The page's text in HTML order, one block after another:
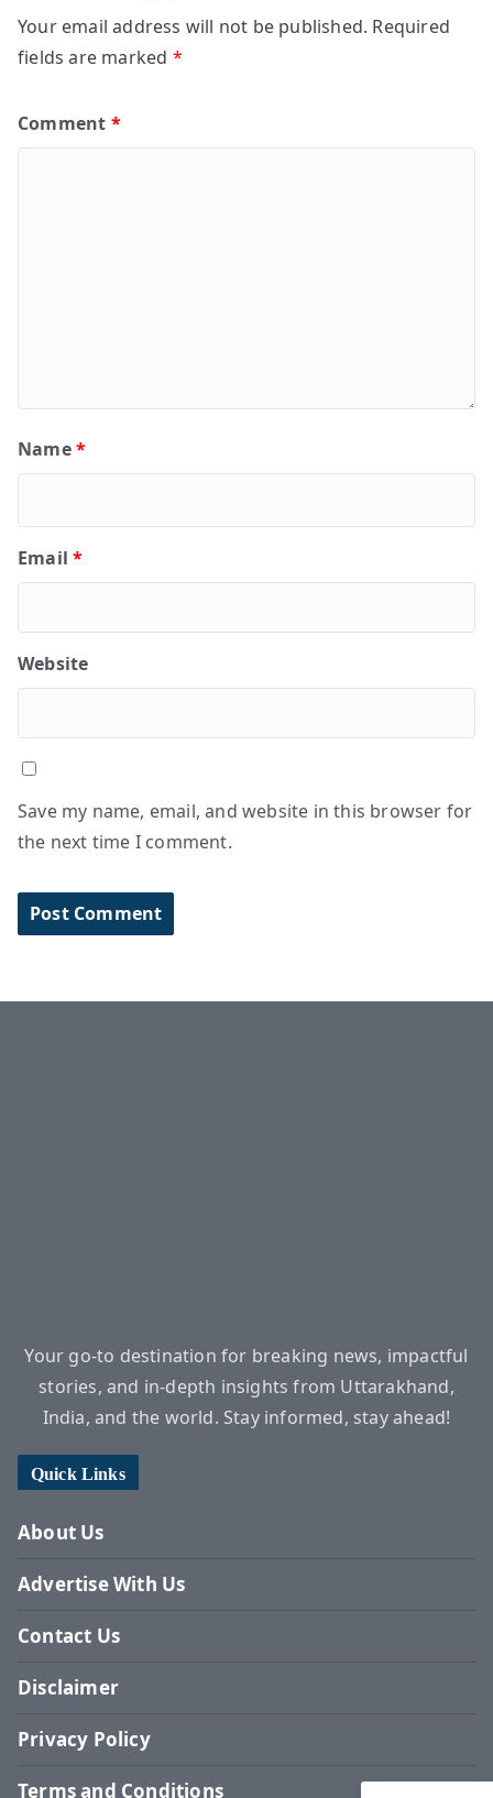
Your email address will not be published. Required
fields are marked *
Comment *
Name*
Email*
Website
Save my name, email, and website in this browser for
the next time I comment.
Your go-to destination for breaking news, impactful
stories, and in-depth insights from Uttarakhand,
India, and the world. Stay informed, stay ahead!
Quick Links
About Us
Advertise With Us
Contact Us
Disclaimer
Privacy Policy
Terms and Conditions